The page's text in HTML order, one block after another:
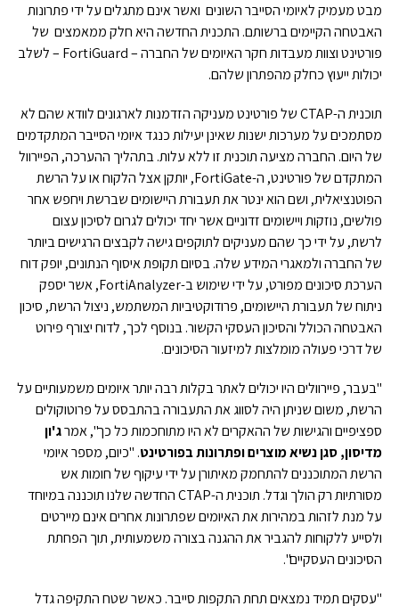
מבט מעמיק לאיומי הסייבר השונים ואשר אינם מתגלים על ידי פתרונות
האבטחה הקיימים ברשותם. התכנית החדשה היא חלק ממאמצים של
פורטינט וצוות מעבדות חקר האיומים של החברה – FortiGuard – לשלב
יכולות ייעוץ כחלק מהפתרון שלהם.
תוכנית ה-CTAP של פורטינט מעניקה הזדמנות לארגונים לוודא שהם לא
מסתמכים על מערכות ישנות שאינן יעילות כנגד איומי הסייבר המתקדמים
של היום. החברה מציעה תוכנית זו ללא עלות. בתהליך ההערכה, הפיירוול
המתקדם של פורטינט, ה-FortiGate, יותקן אצל הלקוח או על הרשת
הפוטנציאלית, ושם הוא ינטר את תעבורת היישומים שברשת ויחפש אחר
פולשים, נוזקות ויישומים זדוניים אשר יחד יכולים לגרום לסיכון עצום
לרשת, על ידי כך שהם מעניקים לתוקפים גישה לקבצים הרגישים ביותר
של החברה ולמאגרי המידע שלה. בסיום תקופת איסוף הנתונים, יופק דוח
הערכת סיכונים מפורט, על ידי שימוש ב-FortiAnalyzer, אשר יספק
ניתוח של תעבורת היישומים, פרודוקטיביות המשתמש, ניצול הרשת, סיכון
האבטחה הכולל והסיכון העסקי הקשור. בנוסף לכך, לדוח יצורף פירוט
של דרכי פעולה מומלצות למיזעור הסיכונים.
"בעבר, פיירוולים היו יכולים לאתר בקלות רבה יותר איומים משמעותיים על
הרשת, משום שניתן היה לסווג את התעבורה בהתבסס על פרוטוקולים
ספציפיים והגישות של ההאקרים לא היו מתוחכמות כל כך", אמרג'ון
מדיסון, סגן נשיא מוצרים ופתרונות בפורטינט. "כיום, מספר איומי
הרשת המתוכננים להתחמק מאיתורן על ידי עיקוף של חומות אש
מסורתיות רק הולך וגדל. תוכנית ה-CTAP החדשה שלנו תוכננה במיוחד
על מנת לזהות במהירות את האיומים שפתרונות אחרים אינם מיירטים
ולסייע ללקוחות להגביר את ההגנה בצורה משמעותית, תוך הפחתת
הסיכונים העסקיים".
"עסקים תמיד נמצאים תחת התקפות סייבר. כאשר שטח התקיפה גדל